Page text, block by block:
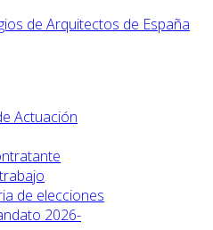
Actuación
de elecciones
2026-